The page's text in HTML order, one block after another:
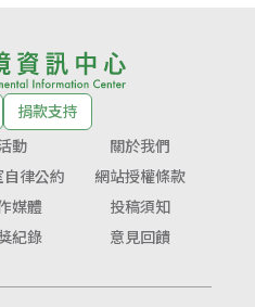
捐款支持
動
關於我們
律公約
網站授權條款
媒體
投稿須知
紀錄 意見回饋